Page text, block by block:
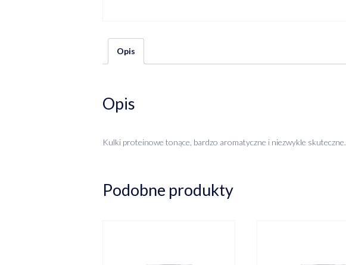
Opis
Opis
Kulki proteinowe tonące, bardzo aromatyczne i niezwykle skuteczne.
Podobne produkty